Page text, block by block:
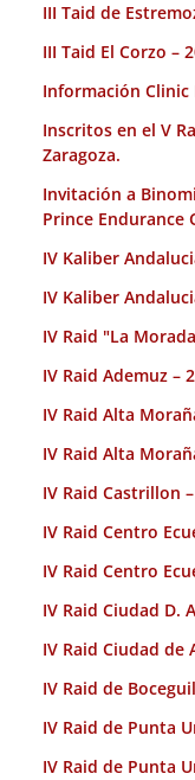
III Taid de
III Taid El Corzo –
Información Clinic
Inscritos en el V
Zaragoza.
Invitación a
Prince Endurance
IV Kaliber
IV Kaliber
IV Raid "La
IV Raid Ademuz –
IV Raid Alta
IV Raid Alta
IV Raid Castrillon
IV Raid Centro
IV Raid Centro
IV Raid Ciudad D.
IV Raid Ciudad de
IV Raid de
IV Raid de Punta
IV Raid de Punta